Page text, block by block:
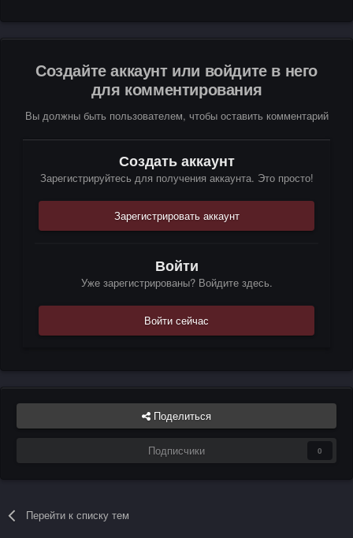
Создайте аккаунт или войдите в него
для комментирования
Вы должны быть пользователем, чтобы оставить комментарий
Создать аккаунт
Зарегистрируйтесь для получения аккаунта. Это просто!
Зарегистрировать аккаунт
Войти
Уже зарегистрированы? Войдите здесь.
Войти сейчас
Поделиться
Подписчики 0
Перейти к списку тем